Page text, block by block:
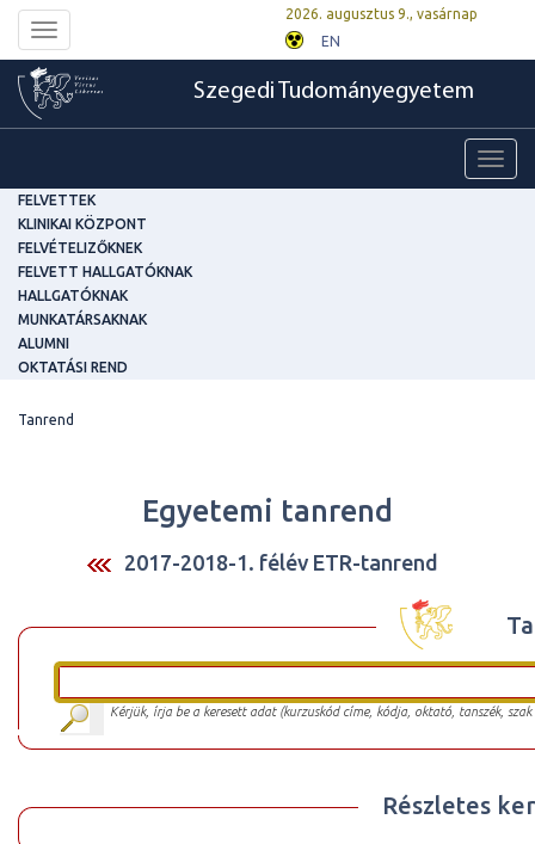
Toggle
navigation
2026. augusztus 9., vasárnap
EN
Szegedi Tudományegyetem
FELVETTEK
KLINIKAI KÖZPONT
FELVÉTELIZŐKNEK
FELVETT HALLGATÓKNAK
HALLGATÓKNAK
MUNKATÁRSAKNAK
ALUMNI
OKTATÁSI REND
Tanrend
Egyetemi tanrend
2017-2018-1. félév ETR-tanrend
Kérjük, írja be a keresett adat (kurzuskód címe, kódja, oktató, tanszék,
Részletes